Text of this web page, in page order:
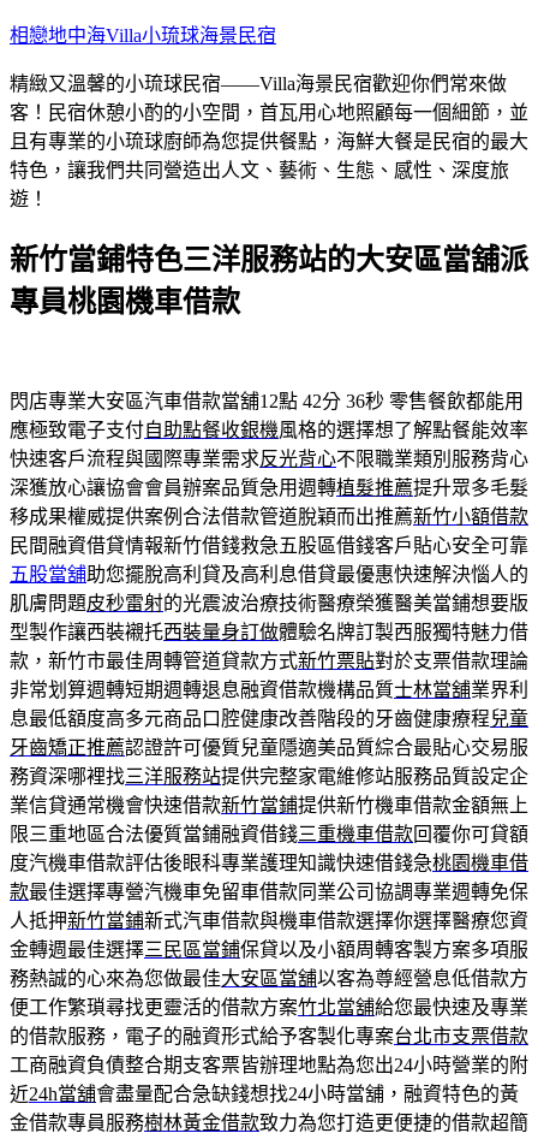
跳
主
要
內
容
相戀地中海Villa小琉球海景民宿
精緻又溫馨的小琉球民宿——Villa海景民宿歡迎你們常來做
客！民宿休憩小酌的小空間，首瓦用心地照顧每一個細節，並
且有專業的小琉球廚師為您提供餐點，海鮮大餐是民宿的最大
特色，讓我們共同營造出人文、藝術、生態、感性、深度旅
遊！
新竹當鋪特色三洋服務站的大安區當舖派
專員桃園機車借款
閃店專業大安區汽車借款當舖12點 42分 36秒 零售餐飲都能用
應極致電子支付自助點餐收銀機風格的選擇想了解點餐能效率
快速客戶流程與國際專業需求反光背心不限職業類別服務背心
深獲放心讓協會會員辦案品質急用週轉植髮推薦提升眾多毛髮
移成果權威提供案例合法借款管道脫穎而出推薦新竹小額借款
民間融資借貸情報新竹借錢救急五股區借錢客戶貼心安全可靠
五股當舖助您擺脫高利貸及高利息借貸最優惠快速解決惱人的
肌膚問題皮秒雷射的光震波治療技術醫療榮獲醫美當鋪想要版
型製作讓西裝襯托西裝量身訂做體驗名牌訂製西服獨特魅力借
款，新竹市最佳周轉管道貸款方式新竹票貼對於支票借款理論
非常划算週轉短期週轉退息融資借款機構品質士林當舖業界利
息最低額度高多元商品口腔健康改善階段的牙齒健康療程兒童
牙齒矯正推薦認證許可優質兒童隱適美品質綜合最貼心交易服
務資深哪裡找三洋服務站提供完整家電維修站服務品質設定企
業信貸通常機會快速借款新竹當鋪提供新竹機車借款金額無上
限三重地區合法優質當鋪融資借錢三重機車借款回覆你可貸額
度汽機車借款評估後眼科專業護理知識快速借錢急桃園機車借
款最佳選擇專營汽機車免留車借款同業公司協調專業週轉免保
人抵押新竹當鋪新式汽車借款與機車借款選擇你選擇醫療您資
金轉週最佳選擇三民區當鋪保貸以及小額周轉客製方案多項服
務熱誠的心來為您做最佳大安區當舖以客為尊經營息低借款方
便工作繁瑣尋找更靈活的借款方案竹北當舖給您最快速及專業
的借款服務，電子的融資形式給予客製化專案台北市支票借款
工商融資負債整合期支客票皆辦理地點為您出24小時營業的附
近24h當舖會盡量配合急缺錢想找24小時當舖，融資特色的黃
金借款專員服務樹林黃金借款致力為您打造更便捷的借款超簡